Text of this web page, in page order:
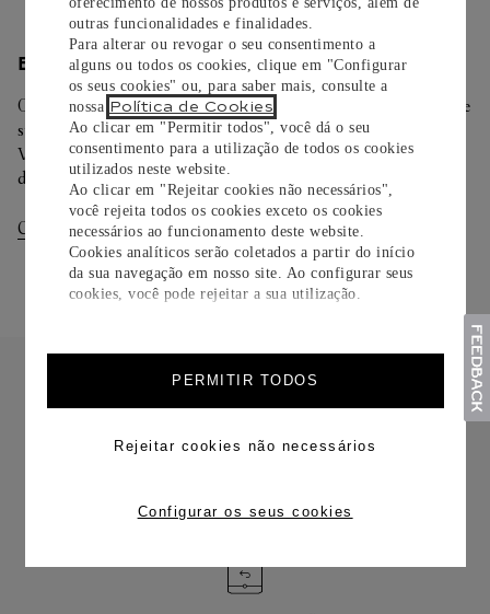
outras funcionalidades e finalidades.
Para alterar ou revogar o seu consentimento a
alguns ou todos os cookies, clique em "Configurar
os seus cookies" ou, para saber mais, consulte a
nossa Política de Cookies
Ao clicar em "Permitir todos", você dá o seu
consentimento para a utilização de todos os cookies
utilizados neste website.
Ao clicar em "Rejeitar cookies não necessários",
você rejeita todos os cookies exceto os cookies
necessários ao funcionamento deste website.
Cookies analíticos serão coletados a partir do início
da sua navegação em nosso site. Ao configurar seus
cookies, você pode rejeitar a sua utilização.
PERMITIR TODOS
Rejeitar cookies não necessários
Configurar os seus cookies
ENTREGA/DEVOLUÇÃO
Oferecemos diferentes opções de entrega. Selecione o envio de
sua preferência na finalização de seu pedido.
Você pode trocar ou devolver sua criação Cartier em até 30
dias.
Consultar Entregas Consultar Devoluções